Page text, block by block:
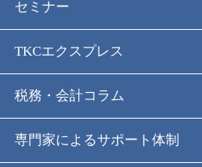
セミナー
TKCエクスプレス
税務・会計コラム
専門家によるサポート体制